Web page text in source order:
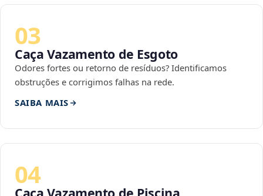
03
Caça Vazamento de Esgoto
Odores fortes ou retorno de resíduos? Identificamos
obstruções e corrigimos falhas na rede.
SAIBA MAIS
04